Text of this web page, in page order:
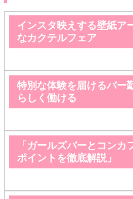
インスタ映えする壁紙ア
なカクテルフェア
特別な体験を届けるバー
らしく働ける
「ガールズバーとコン
ポイントを徹底解説」